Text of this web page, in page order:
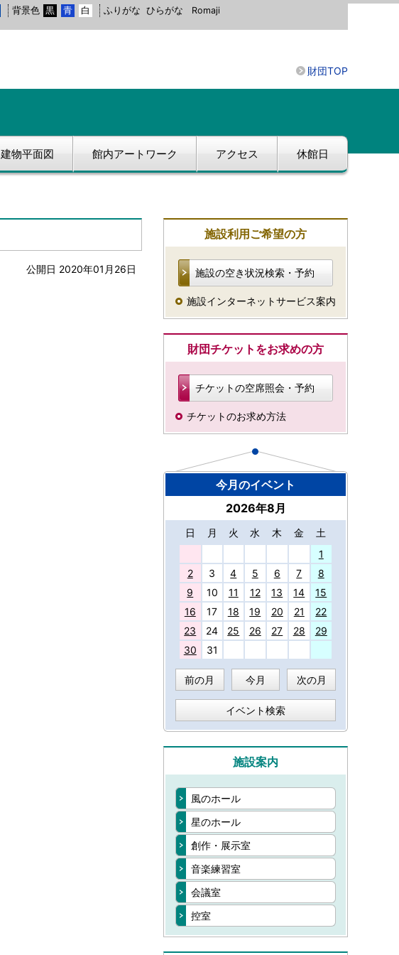
背景色 黒 青 白 ふりがな ひらがな Romaji
財団TOP
建物平面図 館内アートワーク アクセス 休館日
公開日 2020年01月26日
施設利用ご希望の方
施設の空き状況検索・予約
施設インターネットサービス案内
財団チケットをお求めの方
チケットの空席照会・予約
チケットのお求め方法
今月のイベント
2026年8月
日 月 火 水 木 金
土
1
2
3 4 5 6 7
8
9
10 11 12 13 14
15
16
17 18 19 20 21
22
23
24 25 26 27 28
29
30
31
前の月 今月 次の月
イベント検索
施設案内
風のホール
星のホール
創作・展示室
音楽練習室
会議室
控室